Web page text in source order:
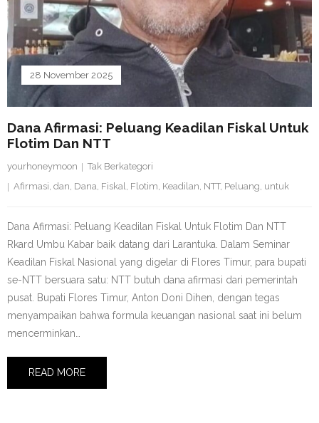
Dana Afirmasi: Peluang Keadilan Fiskal Untuk
Flotim Dan NTT
28 November 2025
yourhoneymoon
Tak Berkategori
Afirmasi dan Dana Fiskal Flotim Keadilan NTT, Peluang untuk
Dana Afirmasi: Peluang Keadilan Fiskal Untuk Flotim Dan NTT
Rkard Umbu Kabar baik datang dari Larantuka. Dalam Seminar
Keadilan Fiskal Nasional yang digelar di Flores Timur, para bupati
se-NTT bersuara satu: NTT butuh dana afirmasi dari pemerintah
pusat. Bupati Flores Timur, Anton Doni Dihen, dengan tegas
menyampaikan bahwa formula keuangan nasional saat ini belum
mencerminkan…
READ MORE